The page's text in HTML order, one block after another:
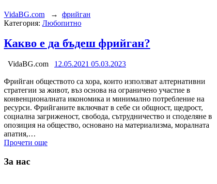
VidaBG.com → фрийган
Категория: Любопитно
Какво е да бъдеш фрийган?
VidaBG.com 12.05.2021 05.03.2023
Фрийган обществото са хора, които използват алтернативни
стратегии за живот, въз основа на ограничено участие в
конвенционалната икономика и минимално потребление на
ресурси. Фрийганите включват в себе си общност, щедрост,
социална загриженост, свобода, сътрудничество и споделяне в
опозиция на общество, основано на материализма, моралната
апатия,…
Прочети още
За нас